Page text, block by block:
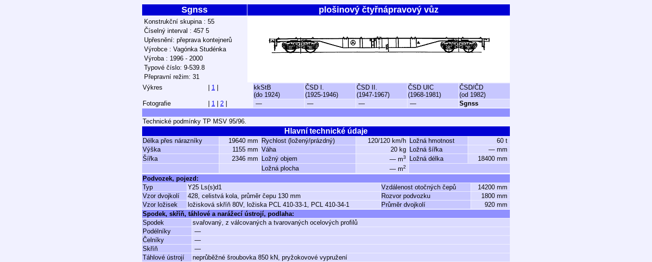
Sgnss plošinový čtyřnápravový vůz
Konstrukční skupina : 55
Číselný interval : 457 5
Upřesnění: přeprava kontejnerů
Výrobce : Vagónka Studénka
Výroba : 1996 - 2000
Typové číslo: 9-539.8
Přepravní režim: 31
Výkres
1
kkStB
(do 1924)
ČSD I.
(1925-1946)
ČSD II.
(1947-1967)
ČSD UIC
(1968-1981)
ČSD/ČD
(od 1982)
Fotografie
1 2 — — — — Sgnss
Technické podmínky TP MSV 95/96.
Hlavní technické údaje
Délka přes nárazníky 19640 mm Rychlost (ložený/prázdný) 120/120 km/h Ložná hmotnost
60 t
Výška
1155 mm Váha 20 kg Ložná šířka
— mm
Šířka
2346 mm Ložný objem — m3 Ložná délka
18400 mm
Ložná plocha
— m2
Podvozek, pojezd:
Typ
Y25 Ls(s)d1 Vzdálenost otočných čepů
14200 mm
Vzor dvojkolí
428, celistvá kola, průměr čepu 130 mm Rozvor podvozku
1800 mm
Vzor ložisek
ložisková skříň 80V, ložiska PCL 410-33-1, PCL 410-34-1 Průměr dvojkolí
920 mm
Spodek, skříň, táhlové a narážecí ústrojí, podlaha:
Spodek
svařovaný, z válcovaných a tvarovaných ocelových profilů
Podélníky
—
Čelníky
—
Skříň
—
Táhlové ústrojí
neprůběžné šroubovka 850 kN, pryžokovové vypružení